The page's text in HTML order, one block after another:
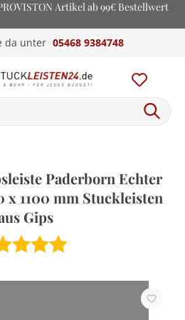
Artikel ab 99€ Bestellwert
da unter 05468 9384748
Paderborn Echter
x 1100 mm Stuckleisten
Gips